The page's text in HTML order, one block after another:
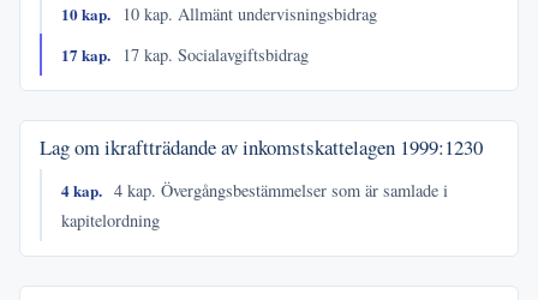
10 kap.
10 kap. Allmänt undervisningsbidrag
17 kap.
17 kap. Socialavgiftsbidrag
Lag om ikraftträdande av inkomstskattelagen 1999:1230
4 kap. 4 kap. Övergångsbestämmelser som är samlade i
kapitelordning